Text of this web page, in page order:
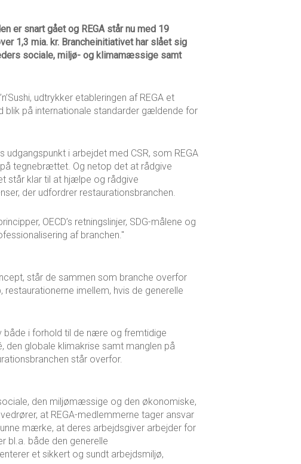
er snart gået og REGA står nu med 19
1,3 mia. kr. Brancheinitiativet har slået sig
sociale, miljø- og klimamæssige samt
udtrykker etableringen af REGA et
på internationale standarder gældende for
i arbejdet med CSR, som REGA
tegnebrættet. Og netop det at rådgive
står klar til at hjælpe og rådgive
der udfordrer restaurationsbranchen.
OECD’s retningslinjer, SDG-målene og
af branchen."
står de sammen som branche overfor
imellem, hvis de generelle
i forhold til de nære og fremtidige
den globale klimakrise samt manglen på
står overfor.
den miljømæssige og den økonomiske,
at REGA-medlemmerne tager ansvar
mærke, at deres arbejdsgiver arbejder for
bl.a. både den generelle
et sikkert og sundt arbejdsmiljø,